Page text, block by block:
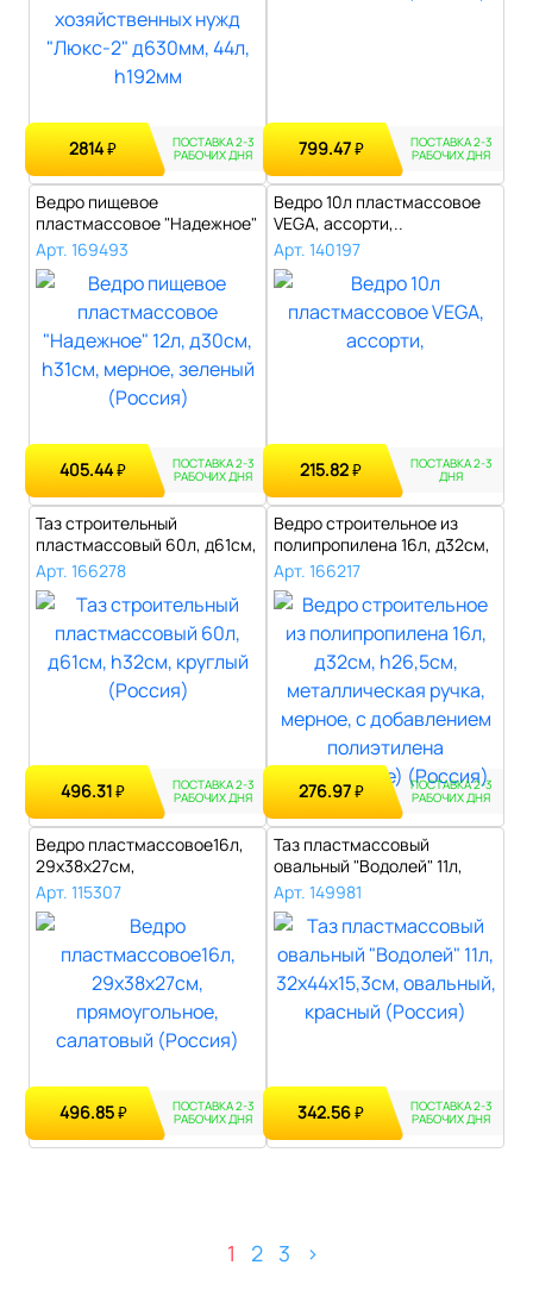
2814₽ ПОСТАВКА 2-3
РАБОЧИХ ДНЯ 799.47₽ ПОСТАВКА 2-3
РАБОЧИХ ДНЯ
Ведро пищевое
пластмассовое "Надежное"
12л, д30см, h31с..
Арт. 169493
405.44₽ ПОСТАВКА 2-3
РАБОЧИХ ДНЯ
Ведро 10л пластмассовое
VEGA, ассорти,..
Арт. 140197
215.82₽ ПОСТАВКА 2-3
ДНЯ
Таз строительный
пластмассовый 60л, д61см,
h32см, кругл..
Арт. 166278
496.31₽ ПОСТАВКА 2-3
РАБОЧИХ ДНЯ
Ведро строительное из
полипропилена 16л, д32см,
h26,5см..
Арт. 166217
276.97₽ ПОСТАВКА 2-3
РАБОЧИХ ДНЯ
Ведро пластмассовое16л,
29х38х27см,
прямоугольное, сала..
Арт. 115307
496.85₽ ПОСТАВКА 2-3
РАБОЧИХ ДНЯ
Таз пластмассовый
овальный "Водолей" 11л,
32х44х15,3см,..
Арт. 149981
342.56₽ ПОСТАВКА 2-3
РАБОЧИХ ДНЯ
1 2 3 >